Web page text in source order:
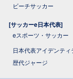
ビーチサッカー
[サッカーe日本代表]
eスポーツ・サッカー
日本代表アイデンティ
歴代ジャージ